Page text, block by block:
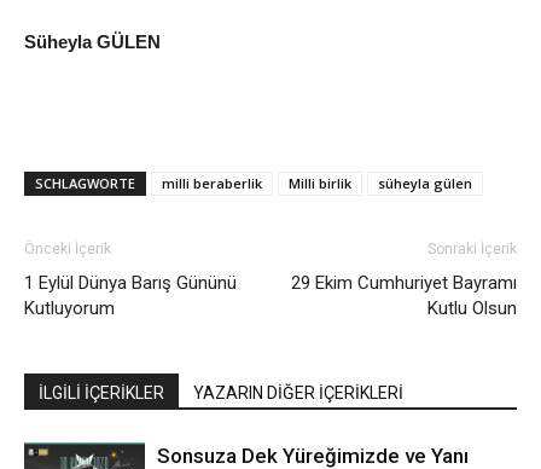
Süheyla GÜLEN
SCHLAGWORTE milli beraberlik Milli birlik süheyla gülen
Önceki İçerik
1 Eylül Dünya Barış Gününü
Kutluyorum
Sonraki İçerik
29 Ekim Cumhuriyet Bayramı
Kutlu Olsun
İLGİLİ İÇERİKLER YAZARIN DİĞER İÇERİKLERİ
Sonsuza Dek Yüreğimizde ve Yanı